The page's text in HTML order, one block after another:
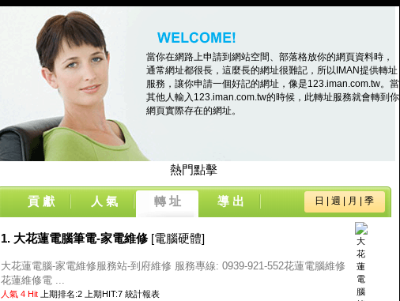
當你在網路上申請到網站空間、部落格放你的網頁資料時，
通常網址都很長，這麼長的網址很難記，所以IMAN提供轉址
服務，讓你申請一個好記的網址，像是123.iman.com.tw。當
其他人輸入123.iman.com.tw的時候，此轉址服務就會轉到你
網頁實際存在的網址。
熱門點擊
貢 獻 人 氣 轉 址 導 出 日 週 月 季
1. 大花蓮電腦筆電-家電維修 [電腦硬體]
大花蓮電腦-家電維修服務站-到府維修 服務專線: 0939-921-552花蓮電腦維修
花蓮維修電 ...
人氣 4 Hit 上期排名:2 上期HIT:7 統計報表